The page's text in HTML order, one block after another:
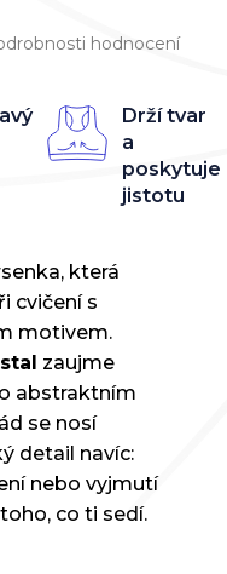
která
cvičení s
motivem.
zaujme
abstraktním
se nosí
detail navíc:
nebo vyjmutí
co ti sedí.
Drží tvar
a
poskytuje
jistotu
hodnocení